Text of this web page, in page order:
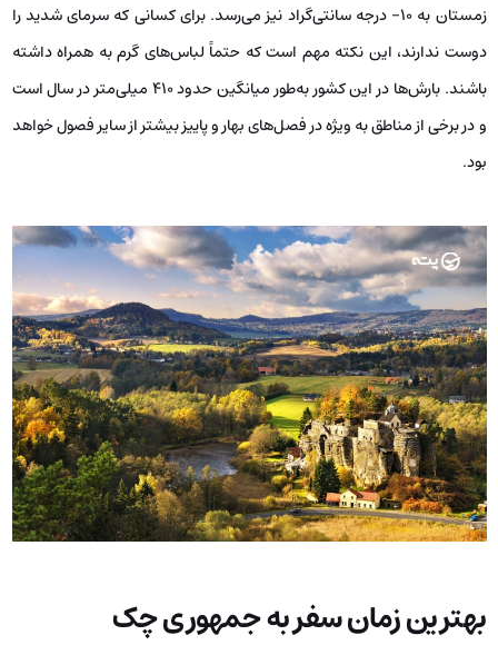
زمستان به ۱۰- درجه سانتی‌گراد نیز می‌رسد. برای کسانی که سرمای شدید را
دوست ندارند، این نکته مهم است که حتماً لباس‌های گرم به همراه داشته
باشند. بارش‌ها در این کشور به‌طور میانگین حدود ۴۱۰ میلی‌متر در سال است
و در برخی از مناطق به ویژه در فصل‌های بهار و پاییز بیشتر از سایر فصول خواهد
بود.
بهترین زمان سفر به جمهوری چک